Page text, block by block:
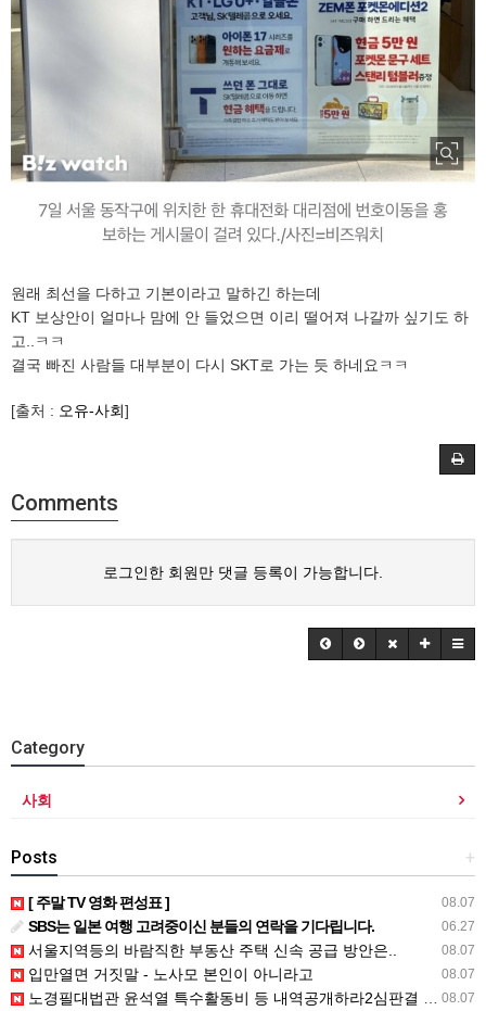
원래 최선을 다하고 기본이라고 말하긴 하는데
KT 보상안이 얼마나 맘에 안 들었으면 이리 떨어져 나갈까 싶기도 하
고..ㅋㅋ
결국 빠진 사람들 대부분이 다시 SKT로 가는 듯 하네요ㅋㅋ
[출처 : 오유-사회]
Comments
로그인한 회원만 댓글 등록이 가능합니다.
Category
사회
+
Posts
08.07
[ 주말 TV 영화 편성표 ]
06.27
SBS는 일본 여행 고려중이신 분들의 연락을 기다립니다.
08.07
서울지역등의 바람직한 부동산 주택 신속 공급 방안은..
08.07
입만열면 거짓말 - 노사모 본인이 아니라고
08.07
노경필대법관 윤석열 특수활동비 등 내역공개하라2심판결 파기환송